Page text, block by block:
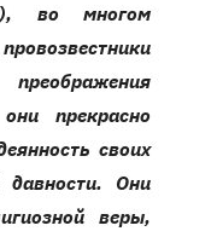
во многом
прекрасно
своих
давности. Они
веры,